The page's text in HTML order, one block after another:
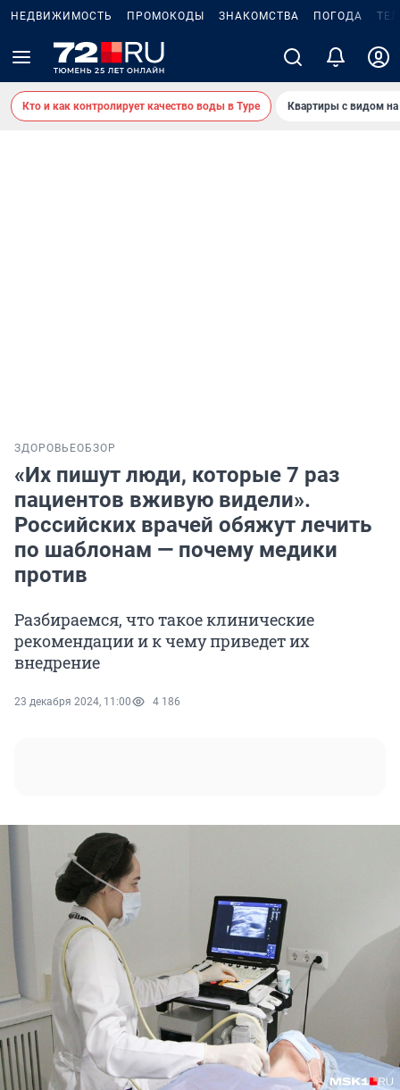
НЕДВИЖИМОСТЬ ПРОМОКОДЫ ЗНАКОМСТВА ПОГОДА
Кто и как контролирует качество воды в Туре Квартиры с видом на
ЗДОРОВЬЕОБЗОР
«Их пишут люди, которые 7 раз
пациентов вживую видели».
Российских врачей обяжут лечить
по шаблонам — почему медики
против
Разбираемся, что такое клинические
рекомендации и к чему приведет их
внедрение
23 декабря 2024, 11:00 4 186